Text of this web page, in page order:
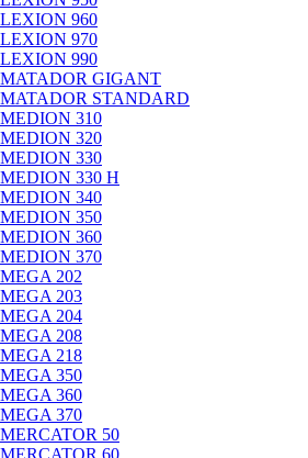
LEXION 960
LEXION 970
LEXION 990
MATADOR GIGANT
MATADOR STANDARD
MEDION 310
MEDION 320
MEDION 330
MEDION 330 H
MEDION 340
MEDION 350
MEDION 360
MEDION 370
202
203
204
208
218
350
360
370
50
60